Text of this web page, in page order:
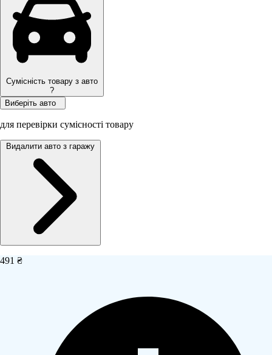
Сумісність товару з авто
?
Виберіть авто
для перевірки сумісності товару
Видалити авто з гаражу
491 ₴